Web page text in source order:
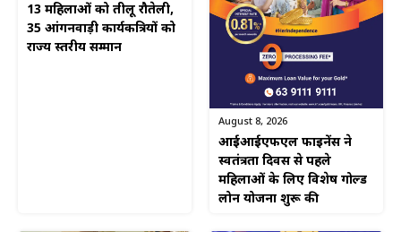
13 महिलाओं को तीलू रौतेली,
35 आंगनवाड़ी कार्यकत्रियों को
राज्य स्तरीय सम्मान
August 8, 2026
आईआईएफएल फाइनेंस ने
स्वतंत्रता दिवस से पहले
महिलाओं के लिए विशेष गोल्ड
लोन योजना शुरू की